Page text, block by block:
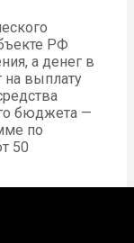
РФ
а денег в
на выплату
бюджета —
по
50